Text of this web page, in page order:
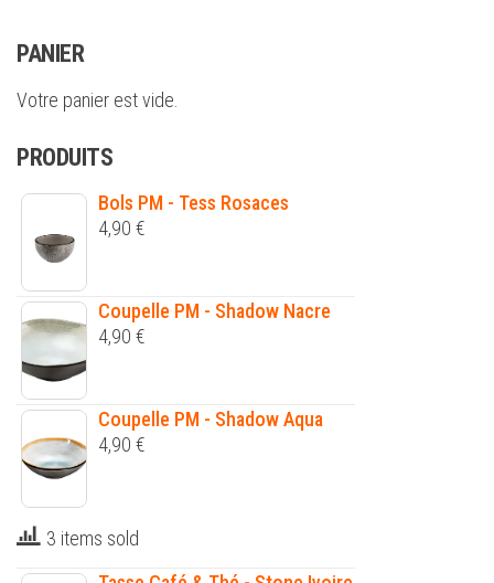
PANIER
Votre panier est vide.
PRODUITS
Bols PM - Tess Rosaces
4,90 €
Coupelle PM - Shadow Nacre
4,90 €
Coupelle PM - Shadow Aqua
4,90 €
3 items sold